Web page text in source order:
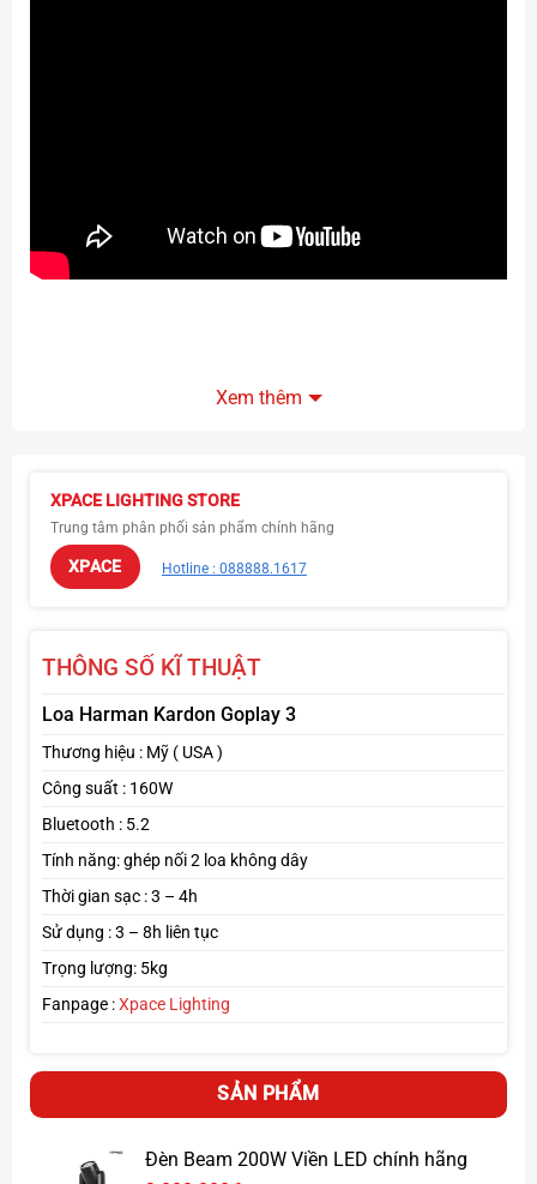
trở thành lựa chọn lý tưởng cho nhiều khách hàng
Xem thêm
XPACE LIGHTING STORE
Trung tâm phân phối sản phẩm chính hãng
XPACE Hotline : 088888.1617
THÔNG SỐ KĨ THUẬT
Loa Harman Kardon Goplay 3
Thương hiệu : Mỹ ( USA )
Công suất : 160W
Bluetooth : 5.2
Tính năng: ghép nối 2 loa không dây
Thời gian sạc : 3 – 4h
Sử dụng : 3 – 8h liên tục
Trọng lượng: 5kg
Fanpage :Xpace Lighting
SẢN PHẨM
Đèn Beam 200W Viền LED chính hãng